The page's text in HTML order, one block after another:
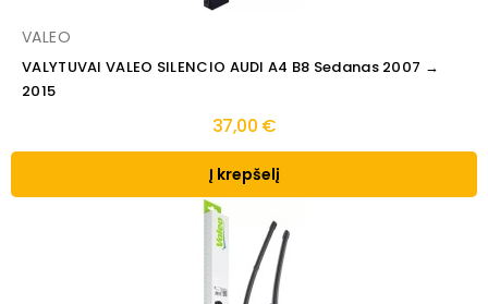
VALEO
VALYTUVAI VALEO SILENCIO AUDI A4 B8 Sedanas 2007 →
2015
37,00 €
Į krepšelį